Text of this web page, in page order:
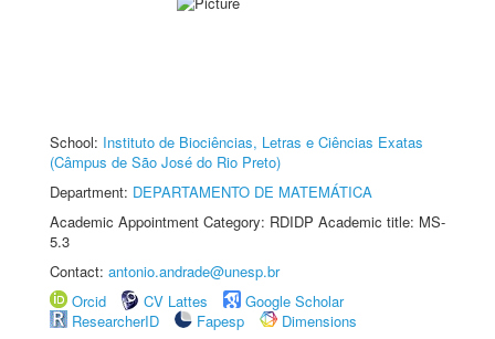
School: Instituto de Biociências, Letras e Ciências Exatas
(Câmpus de São José do Rio Preto)
Department: DEPARTAMENTO DE MATEMÁTICA
Academic Appointment Category: RDIDP Academic title: MS-
5.3
Contact: antonio.andrade@unesp.br
Orcid
CV Lattes
Google Scholar
ResearcherID
Fapesp
Dimensions